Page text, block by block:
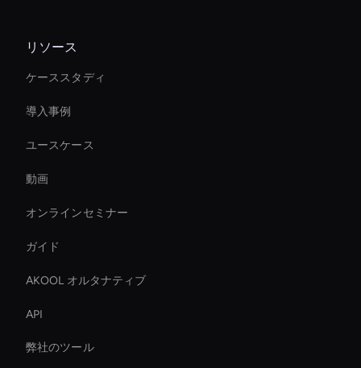
リソース
ケーススタディ
導入事例
ユースケース
動画
オンラインセミナー
ガイド
AKOOL オルタナティブ
API
弊社のツール